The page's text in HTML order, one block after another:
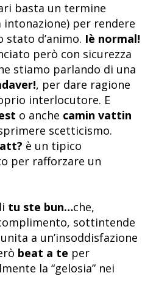
basta un termine
per rendere
stato d’animo. Iè normal!
però con sicurezza
stiamo parlando di una
, per dare ragione
interlocutore. E
o anche camin vattin
scetticismo.
è un tipico
per rafforzare un
tu ste bun…che,
sottintende
a un’insoddisfazione
beat a te per
la “gelosia” nei